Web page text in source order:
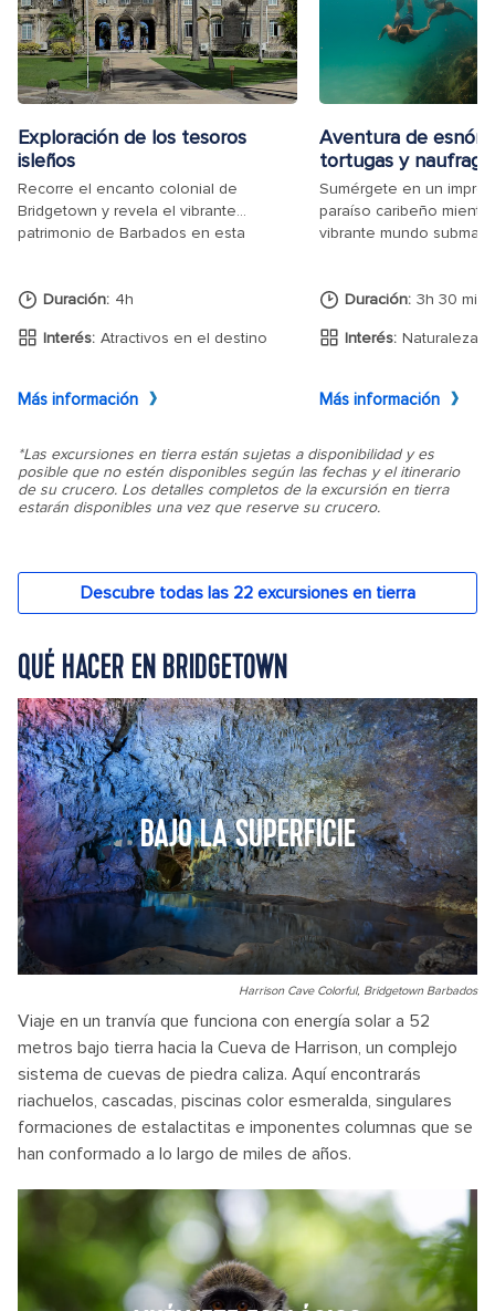
QUÉ HACER EN BRIDGETOWN
BAJO LA SUPERFICIE
Harrison Cave Colorful, Bridgetown Barbados
Viaje en un tranvía que funciona con energía solar a 52
metros bajo tierra hacia la Cueva de Harrison, un complejo
sistema de cuevas de piedra caliza. Aquí encontrarás
riachuelos, cascadas, piscinas color esmeralda, singulares
formaciones de estalactitas e imponentes columnas que se
han conformado a lo largo de miles de años.